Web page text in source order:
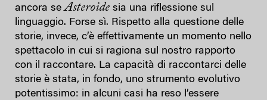
ancora seAsteroide sia una riflessione sul
linguaggio. Forse sì. Rispetto alla questione delle
storie, invece, c’è effettivamente un momento nello
spettacolo in cui si ragiona sul nostro rapporto
con il raccontare. La capacità di raccontarci delle
storie è stata, in fondo, uno strumento evolutivo
potentissimo: in alcuni casi ha reso l’essere